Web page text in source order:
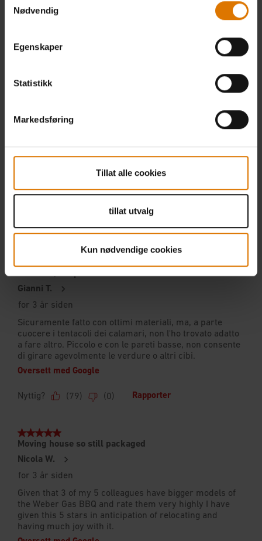
Nødvendig
Egenskaper
Statistikk
Markedsføring
Tillat alle cookies
tillat utvalg
Kun nødvendige cookies